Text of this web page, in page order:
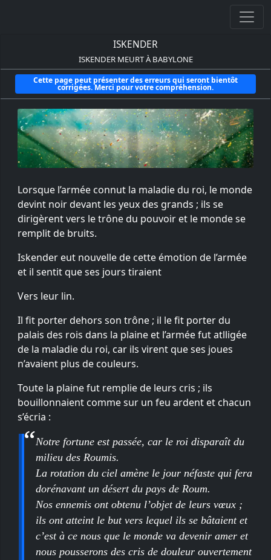
ISKENDER
ISKENDER MEURT À BABYLONE
Cette page peut présenter des erreurs qui seront bientôt
corrigées. Merci pour votre compréhension.
Lorsque l’armée connut la maladie du roi, le monde
devint noir devant les yeux des grands ; ils se
dirigèrent vers le trône du pouvoir et le monde se
remplit de bruits.
Iskender eut nouvelle de cette émotion de l’armée
et il sentit que ses jours tiraient
Vers leur lin.
Il fit porter dehors son trône ; il le fit porter du
palais des rois dans la plaine et l’armée fut atlligée
de la maladie du roi, car ils virent que ses joues
n’avaient plus de couleurs.
Toute la plaine fut remplie de leurs cris ; ils
bouillonnaient comme sur un feu ardent et chacun
s’écria :
Notre fortune est passée, car le roi disparaît du
milieu des Roumis.
La rotation du ciel amène le jour néfaste qui fera
dorénavant un désert du pays de Roum.
Nos ennemis ont obtenu l’objet de leurs vœux ;
ils ont atteint le but vers lequel ils se bâtaient et
c’est à ce nous que le monde va devenir amer et
nous pousserons des cris de douleur ouvertement